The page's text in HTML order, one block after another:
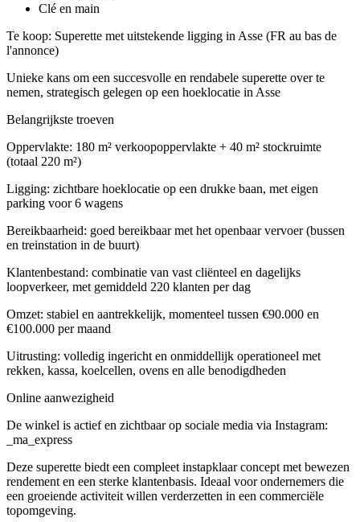
Clé en main
Te koop: Superette met uitstekende ligging in Asse (FR au bas de
l'annonce)
Unieke kans om een succesvolle en rendabele superette over te
nemen, strategisch gelegen op een hoeklocatie in Asse
Belangrijkste troeven
Oppervlakte: 180 m² verkoopoppervlakte + 40 m² stockruimte
(totaal 220 m²)
Ligging: zichtbare hoeklocatie op een drukke baan, met eigen
parking voor 6 wagens
Bereikbaarheid: goed bereikbaar met het openbaar vervoer (bussen
en treinstation in de buurt)
Klantenbestand: combinatie van vast cliënteel en dagelijks
loopverkeer, met gemiddeld 220 klanten per dag
Omzet: stabiel en aantrekkelijk, momenteel tussen €90.000 en
€100.000 per maand
Uitrusting: volledig ingericht en onmiddellijk operationeel met
rekken, kassa, koelcellen, ovens en alle benodigdheden
Online aanwezigheid
De winkel is actief en zichtbaar op sociale media via Instagram:
_ma_express
Deze superette biedt een compleet instapklaar concept met bewezen
rendement en een sterke klantenbasis. Ideaal voor ondernemers die
een groeiende activiteit willen verderzetten in een commerciële
topomgeving.